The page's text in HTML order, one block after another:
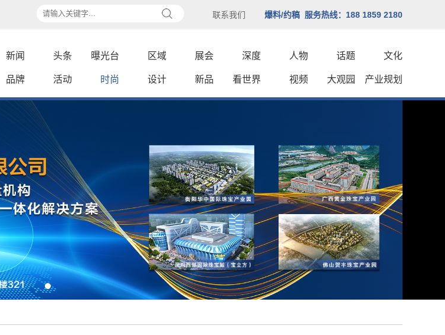
联系我们 爆料/约稿 服务热线：188 1859 2180
新闻 头条 曝光台 区域 展会 深度 人物 话题 文化
品牌 活动 时尚 设计 新品 看世界 视频 大观园 产业规划